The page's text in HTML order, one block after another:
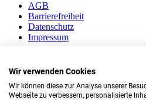
AGB
Barrierefreiheit
Datenschutz
Impressum
Barrierefreiheit
Impressum
Wir verwenden Cookies
Wir können diese zur Analyse unserer
Webseite zu verbessern, personalisierte